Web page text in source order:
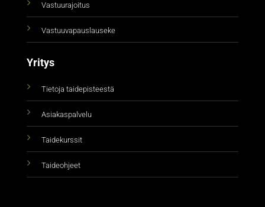
Vastuurajoitus
Vastuuvapauslauseke
Yritys
Tietoja taidepisteestä
Asiakaspalvelu
Taidekurssit
Taideohjeet